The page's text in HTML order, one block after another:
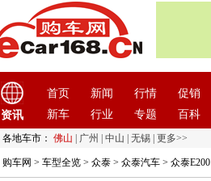
资讯
首页 新闻 行情
促销
新车
行业 专题 百科
各地车市： 佛山 广州 中山 无锡 更多>>
购车网 > 车型全览 > 众泰 > 众泰汽车 > 众泰E200